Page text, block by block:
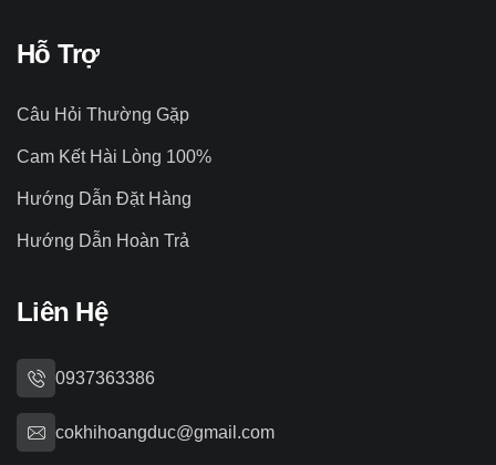
Hỗ Trợ
Câu Hỏi Thường Gặp
Cam Kết Hài Lòng 100%
Hướng Dẫn Đặt Hàng
Hướng Dẫn Hoàn Trả
Liên Hệ
0937363386
cokhihoangduc@gmail.com